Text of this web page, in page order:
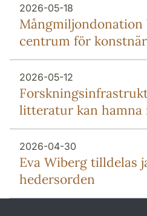
2026-05-18
centrum för
2026-05-12
litteratur kan hamna
2026-04-30
Eva Wiberg tilldelas
hedersorden